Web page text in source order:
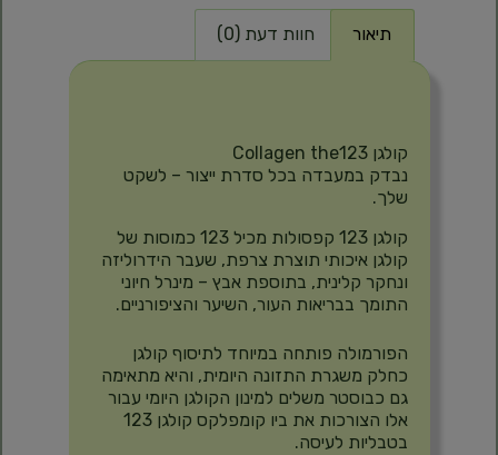
תיאור חוות דעת (0)
קולגן Collagen the123
נבדק במעבדה בכל סדרת ייצור – לשקט
שלך.
קולגן 123 קפסולות מכיל 123 כמוסות של
קולגן איכותי תוצרת צרפת, שעבר הידרוליזה
ונחקר קלינית, בתוספת אבץ – מינרל חיוני
התומך בבריאות העור, השיער והציפורניים.
הפורמולה פותחה במיוחד לתיסוף קולגן
כחלק משגרת התזונה היומית, והיא מתאימה
גם כבוסטר משלים למינון הקולגן היומי עבור
אלו הצורכות את ביו קומפלקס קולגן 123
בטבליות לעיסה.